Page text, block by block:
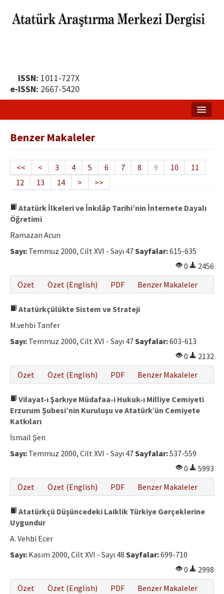
ISSN: 1011-727X
e-ISSN: 2667-5420
Yayın Politikası
Dergi Kurulları
Yayın İlkeleri
Etik İlkeler
Yazar Rehberi
İletişim
Benzer Makaleler
<< < 3 4 5 6 7 8 9 10
11
12
13 14 > >>
Atatürk İlkeleri ve İnkılâp Tarihi’nin İnternete Dayalı
Öğretimi
Ramazan Acun
Sayı: Temmuz 2000, Cilt XVI - Sayı 47Sayfalar:615-635
0
2456
Özet
Özet (English) PDF Benzer Makaleler
Atatürkçülükte Sistem ve Strateji
M.vehbi Tanfer
Sayı: Temmuz 2000, Cilt XVI - Sayı 47Sayfalar:603-613
0
2132
Özet
Özet (English) PDF Benzer Makaleler
Vilayat-ı Şarkıye Müdafaa-i Hukuk-ı Milliye Cemiyeti
Erzurum Şubesi’nin Kuruluşu ve Atatürk’ün Cemiyete
Katkıları
İsmail Şen
Sayı: Temmuz 2000, Cilt XVI - Sayı 47Sayfalar:537-559
0
5993
Özet
Özet (English) PDF Benzer Makaleler
Atatürkçü Düşüncedeki Laiklik Türkiye Gerçeklerine
Uygundur
A. Vehbi Ecer
Sayı: Kasım 2000, Cilt XVI - Sayı 48 Sayfalar:699-710
0
2998
Özet
Özet (English) PDF Benzer Makaleler